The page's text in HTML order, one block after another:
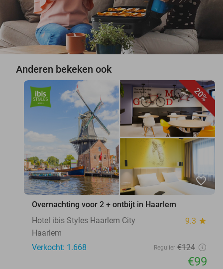
Anderen bekeken ook
20%
favorite_border
Overnachting voor 2 + ontbijt in Haarlem
Hotel ibis Styles Haarlem City
9.3 star
Haarlem
Verkocht: 1.668
Regulier €124
€99